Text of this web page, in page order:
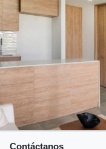
Contáctanos